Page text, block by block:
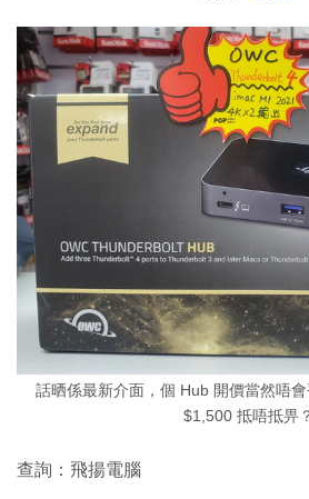
話晒係最新介面，個 Hub 開價當然唔
$1,500 抵唔抵畀
查詢：飛揚電腦